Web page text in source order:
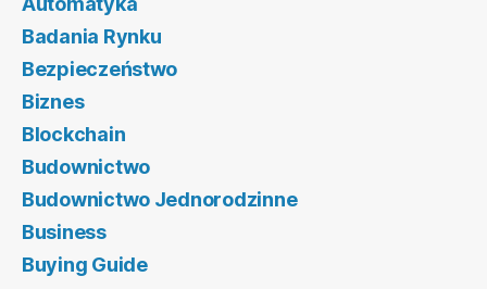
Badania Rynku
Bezpieczeństwo
Biznes
Blockchain
Budownictwo
Budownictwo Jednorodzinne
Business
Buying Guide